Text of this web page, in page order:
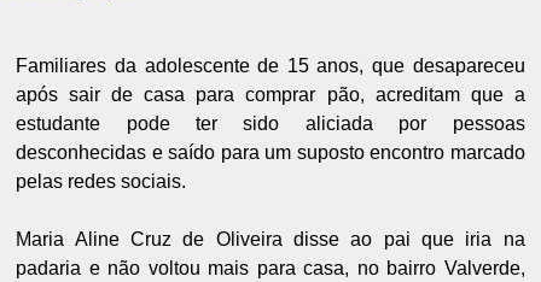
Familiares da adolescente de 15 anos, que desapareceu
após sair de casa para comprar pão, acreditam que a
estudante pode ter sido aliciada por pessoas
desconhecidas e saído para um suposto encontro marcado
pelas redes sociais.
Maria Aline Cruz de Oliveira disse ao pai que iria na
padaria e não voltou mais para casa, no bairro Valverde,